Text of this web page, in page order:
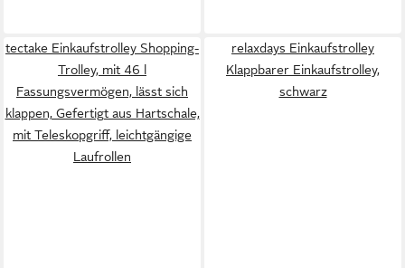
tectake Einkaufstrolley Shopping-
Trolley, mit 46 l
Fassungsvermögen, lässt sich
klappen, Gefertigt aus Hartschale,
mit Teleskopgriff, leichtgängige
Laufrollen
relaxdays Einkaufstrolley
Klappbarer Einkaufstrolley,
schwarz